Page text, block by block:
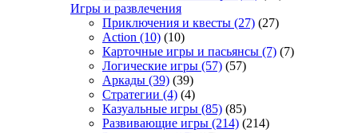
Игры и развлечения
Приключения и квесты (27) (27)
Action (10) (10)
Карточные игры и пасьянсы (7) (7)
Логические игры (57) (57)
Аркады (39) (39)
Стратегии (4) (4)
Казуальные игры (85) (85)
Развивающие игры (214) (214)